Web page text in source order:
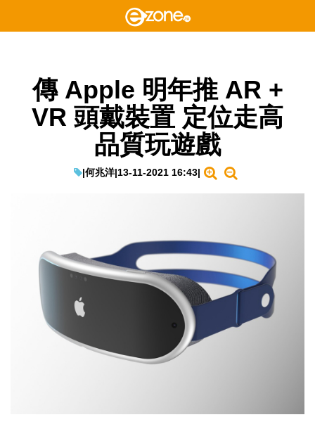
傳 Apple 明年推 AR +
VR 頭戴裝置 定位走高
品質玩遊戲
|何兆洋|13-11-2021 16:43|